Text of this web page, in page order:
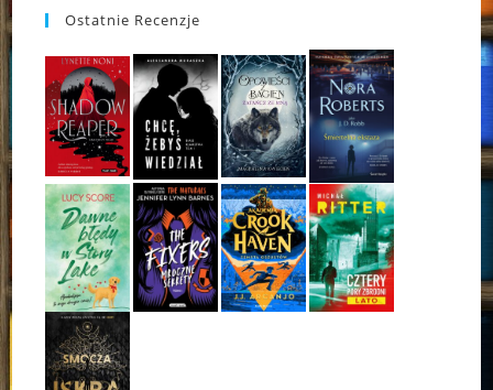
Ostatnie Recenzje